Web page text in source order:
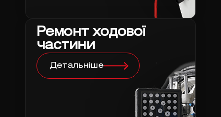
Ремонт ходової
частини
Детальніше